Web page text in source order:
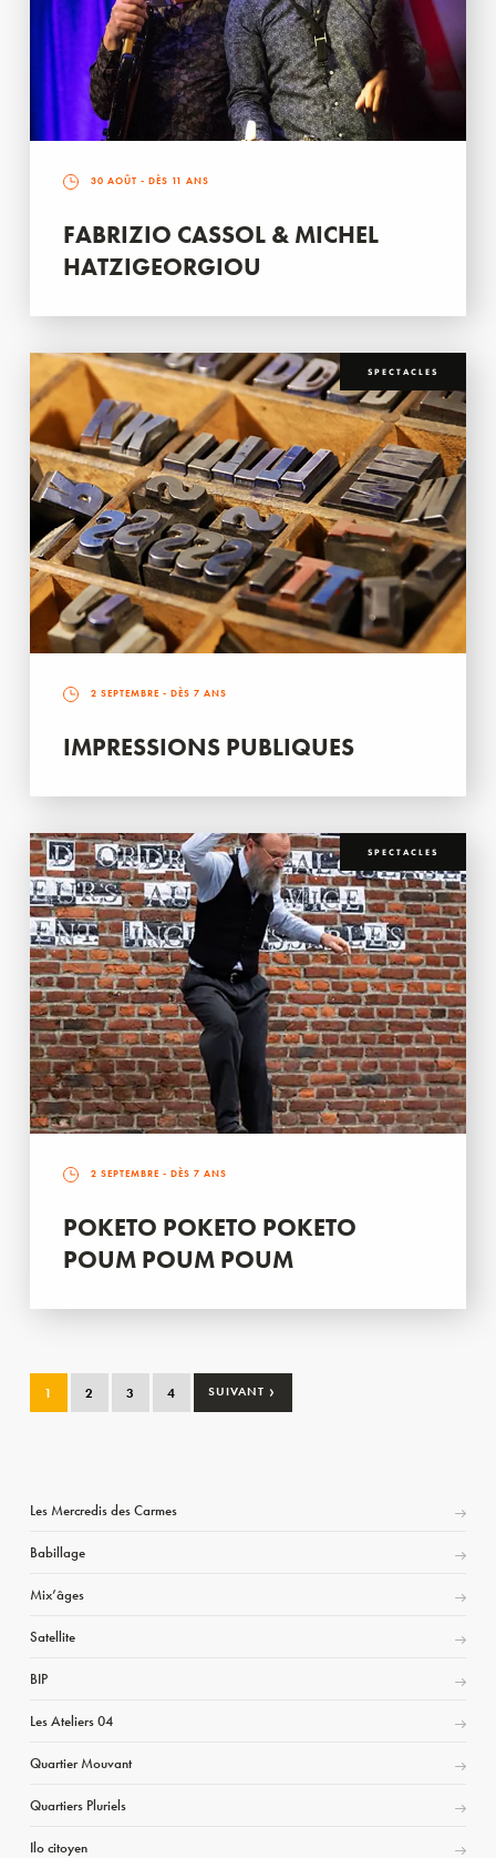
30 AOÛT - DÈS 11 ANS
FABRIZIO CASSOL & MICHEL
HATZIGEORGIOU
SPECTACLES
2 SEPTEMBRE - DÈS 7 ANS
IMPRESSIONS PUBLIQUES
SPECTACLES
2 SEPTEMBRE - DÈS 7 ANS
POKETO POKETO POKETO
POUM POUM POUM
1 2 3 4 SUIVANT ›
Les Mercredis des Carmes
Babillage
Mix’âges
Satellite
BIP
Les Ateliers 04
Quartier Mouvant
Quartiers Pluriels
Ilo citoyen